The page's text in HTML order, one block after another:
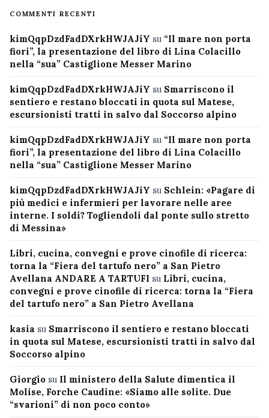
COMMENTI RECENTI
kimQqpDzdFadDXrkHWJAJiY su “Il mare non porta
fiori”, la presentazione del libro di Lina Colacillo
nella “sua” Castiglione Messer Marino
kimQqpDzdFadDXrkHWJAJiY su Smarriscono il
sentiero e restano bloccati in quota sul Matese,
escursionisti tratti in salvo dal Soccorso alpino
kimQqpDzdFadDXrkHWJAJiY su “Il mare non porta
fiori”, la presentazione del libro di Lina Colacillo
nella “sua” Castiglione Messer Marino
kimQqpDzdFadDXrkHWJAJiY su Schlein: «Pagare di
più medici e infermieri per lavorare nelle aree
interne. I soldi? Togliendoli dal ponte sullo stretto
di Messina»
Libri, cucina, convegni e prove cinofile di ricerca:
torna la “Fiera del tartufo nero” a San Pietro
Avellana ANDARE A TARTUFI su Libri, cucina,
convegni e prove cinofile di ricerca: torna la “Fiera
del tartufo nero” a San Pietro Avellana
kasia su Smarriscono il sentiero e restano bloccati
in quota sul Matese, escursionisti tratti in salvo dal
Soccorso alpino
Giorgio su Il ministero della Salute dimentica il
Molise, Forche Caudine: «Siamo alle solite. Due
“svarioni” di non poco conto»